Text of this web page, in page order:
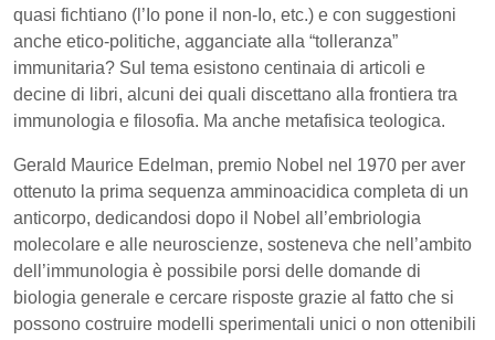
quasi fichtiano (l’Io pone il non-Io, etc.) e con suggestioni
anche etico-politiche, agganciate alla “tolleranza”
immunitaria? Sul tema esistono centinaia di articoli e
decine di libri, alcuni dei quali discettano alla frontiera tra
immunologia e filosofia. Ma anche metafisica teologica.
Gerald Maurice Edelman, premio Nobel nel 1970 per aver
ottenuto la prima sequenza amminoacidica completa di un
anticorpo, dedicandosi dopo il Nobel all’embriologia
molecolare e alle neuroscienze, sosteneva che nell’ambito
dell’immunologia è possibile porsi delle domande di
biologia generale e cercare risposte grazie al fatto che si
possono costruire modelli sperimentali unici o non ottenibili